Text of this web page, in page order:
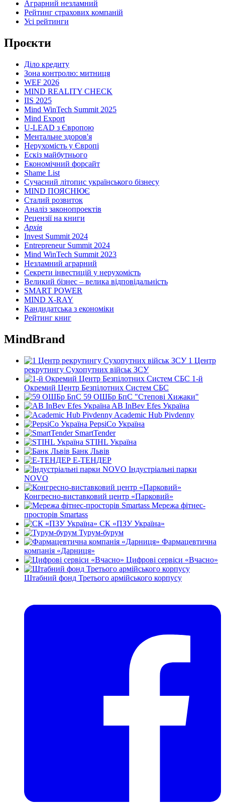
Аграрний незламний
Рейтинг страхових компаній
Усі рейтинги
Проєкти
Діло кредиту
Зона контролю: митниця
WEF 2026
MIND REALITY CHECK
IIS 2025
Mind WinTech Summit 2025
Mind Export
U-LEAD з Європою
Ментальне здоров'я
Нерухомість у Європі
Ескіз майбутнього
Економічний форсайт
Shame List
Сучасний літопис українського бізнесу
MIND ПОЯСНЮЄ
Сталий розвиток
Аналіз законопроектів
Рецензії на книги
Архів
Invest Summit 2024
Entrepreneur Summit 2024
Mind WinTech Summit 2023
Незламний аграрний
Секрети інвестицій у нерухомість
Великий бізнес – велика відповідальність
SMART POWER
MIND X-RAY
Кандидатська з економіки
Рейтинг книг
MindBrand
1 Центр
рекрутингу Сухопутних військ ЗСУ
1-й
Окремий Центр Безпілотних Систем СБС
59 ОШБр БпС "Степові Хижаки"
AB InBev Efes Україна
Academic Hub Pivdenny
PepsiCo Україна
SmartTender
STIHL Україна
Банк Львів
Е-ТЕНДЕР
Індустріальні парки
NOVO
Конгресно-виставковий центр «Парковий»
Мережа фітнес-
просторів Smartass
СК «ПЗУ Україна»
Турум-бурум
Фармацевтична
компанія «Дарниця»
Цифрові сервіси «Вчасно»
Штабний фонд Третього армійського корпусу